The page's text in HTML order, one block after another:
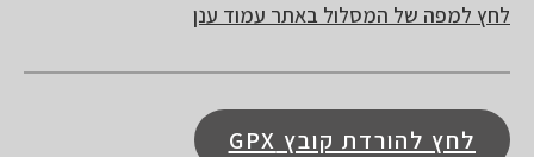
לחץ למפה של המסלול באתר עמוד ענן
לחץ להורדת קובץ GPX